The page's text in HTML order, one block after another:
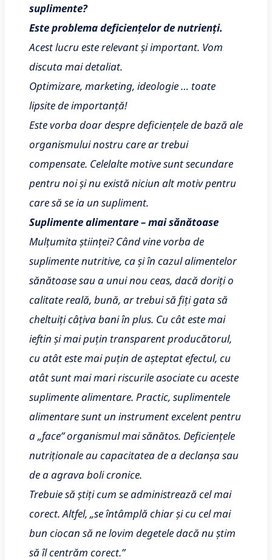
suplimente?
Este problema deficiențelor de nutrienți.
Acest lucru este relevant și important. Vom
discuta mai detaliat.
Optimizare, marketing, ideologie … toate
lipsite de importanță!
Este vorba doar despre deficiențele de bază ale
organismului nostru care ar trebui
compensate. Celelalte motive sunt secundare
pentru noi și nu există niciun alt motiv pentru
care să se ia un supliment.
Suplimente alimentare – mai sănătoase
Mulțumita științei? Când vine vorba de
suplimente nutritive, ca și în cazul alimentelor
sănătoase sau a unui nou ceas, dacă doriți o
calitate reală, bună, ar trebui să fiți gata să
cheltuiți câțiva bani în plus. Cu cât este mai
ieftin și mai puțin transparent producătorul,
cu atât este mai puțin de așteptat efectul, cu
atât sunt mai mari riscurile asociate cu aceste
suplimente alimentare. Practic, suplimentele
alimentare sunt un instrument excelent pentru
a „face” organismul mai sănătos. Deficiențele
nutriționale au capacitatea de a declanșa sau
de a agrava boli cronice.
Trebuie să știți cum se administrează cel mai
corect. Altfel, „se întâmplă chiar și cu cel mai
bun ciocan să ne lovim degetele dacă nu știm
să îl centrăm corect.”